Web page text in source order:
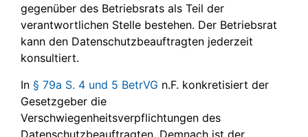
gegenüber des Betriebsrats als Teil der
verantwortlichen Stelle bestehen. Der Betriebsrat
kann den Datenschutzbeauftragten jederzeit
konsultiert.
In § 79a S. 4 und 5 BetrVG n.F. konkretisiert der
Gesetzgeber die
Verschwiegenheitsverpflichtungen des